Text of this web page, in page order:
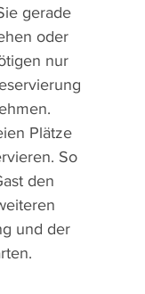
gerade
oder
nur
Plätze
So
den
und der